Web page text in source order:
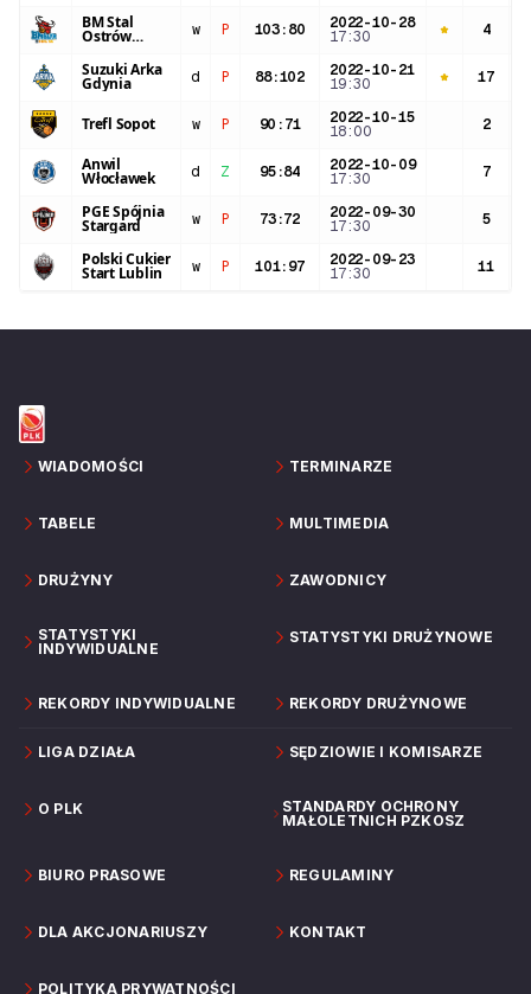
BM Stal
Ostrów w P 103: 80
2022-10-28
17:30
4
Suzuki Arka
Gdynia d P 88:102
2022-10-21
19:30
17
Trefl Sopot w P 90 : 71
2022-10-15
18:00
2
Anwil
Włocławek d Z 95:84
2022-10-09
17:30
7
PGE Spójnia
Stargard w P 73:72
2022-09-30
17:30
5
Polski Cukier
Start Lublin w P 101: 97
2022-09-23
17:30
11
WIADOMOŚCI TERMINARZE
TABELE MULTIMEDIA
DRUŻYNY ZAWODNICY
STATYSTYKI
INDYWIDUALNE
STATYSTYKI DRUŻYNOWE
REKORDY INDYWIDUALNE REKORDY DRUŻYNOWE
LIGA DZIAŁA SĘDZIOWIE I KOMISARZE
O PLK
STANDARDY OCHRONY
MAŁOLETNICH PZKOSZ
BIURO PRASOWE REGULAMINY
DLA AKCJONARIUSZY KONTAKT
POLITYKA PRYWATNOŚCI